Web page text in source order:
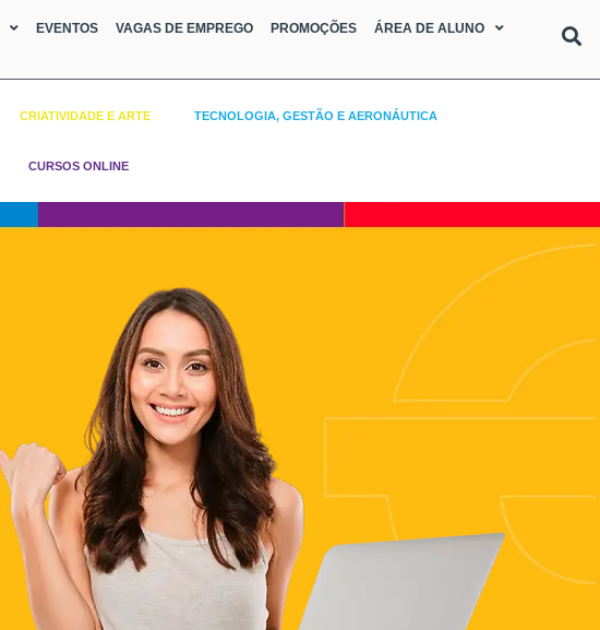
EVENTOS VAGAS DE EMPREGO PROMOÇÕES
ÁREA DE ALUNO
CRIATIVIDADE E ARTE TECNOLOGIA, GESTÃO E AERONÁUTICA
CURSOS ONLINE